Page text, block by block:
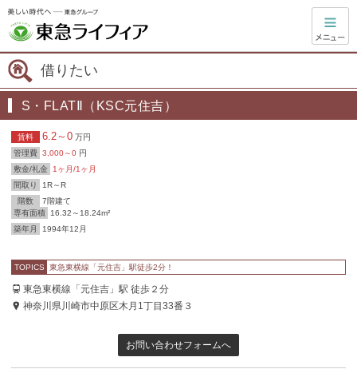
借りたい
S・FLATⅡ（KSC元住吉）
賃料 6.2～0 万円
管理費 3,000～0 円
敷金/礼金
1ヶ月/1ヶ月
間取り
1R～R
階数
7階建て
専有面積
16.32～18.24m²
築年月
1994年12月
TOPICS 東急東横線「元住吉」駅徒歩2分！
東急東横線「元住吉」駅 徒歩２分
神奈川県川崎市中原区木月1丁目33番３
お問い合わせフォームへ